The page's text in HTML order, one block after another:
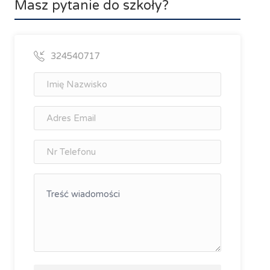
Masz pytanie do szkoły?
324540717